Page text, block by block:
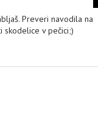
Preveri navodila na
skodelice v pečici;)